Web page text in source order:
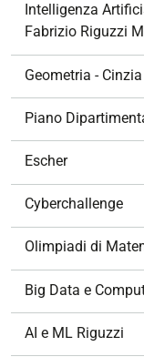
Intelligenza
Fabrizio Riguzzi
Geometria -
Piano
Escher
Cyberchallenge
Olimpiadi di
Big Data e
AI e ML Riguzzi